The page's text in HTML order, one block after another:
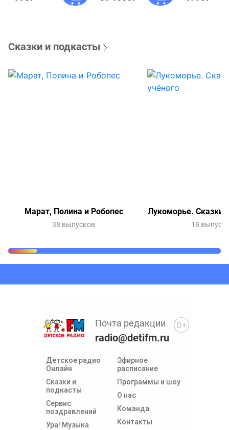
Сказки и подкасты
Марат, Полина и Робопес
38 выпусков
Лукоморье. Сказки
18
Детское радио
Онлайн
Сказки и
подкасты
Сервис
поздравлений
Ура! Музыка
Эфирное
расписание
Программы и шоу
О нас
Команда
Контакты
Почта редакции
radio@detifm.ru
0+